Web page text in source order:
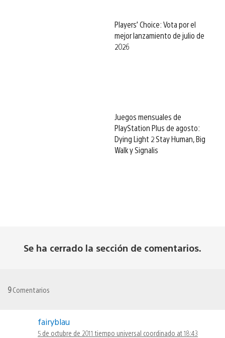
Players’ Choice: Vota por el
mejor lanzamiento de julio de
2026
Juegos mensuales de
PlayStation Plus de agosto:
Dying Light 2 Stay Human, Big
Walk y Signalis
Se ha cerrado la sección de comentarios.
9Comentarios
fairyblau
5 de octubre de 2011 tiempo universal coordinado at 18:43